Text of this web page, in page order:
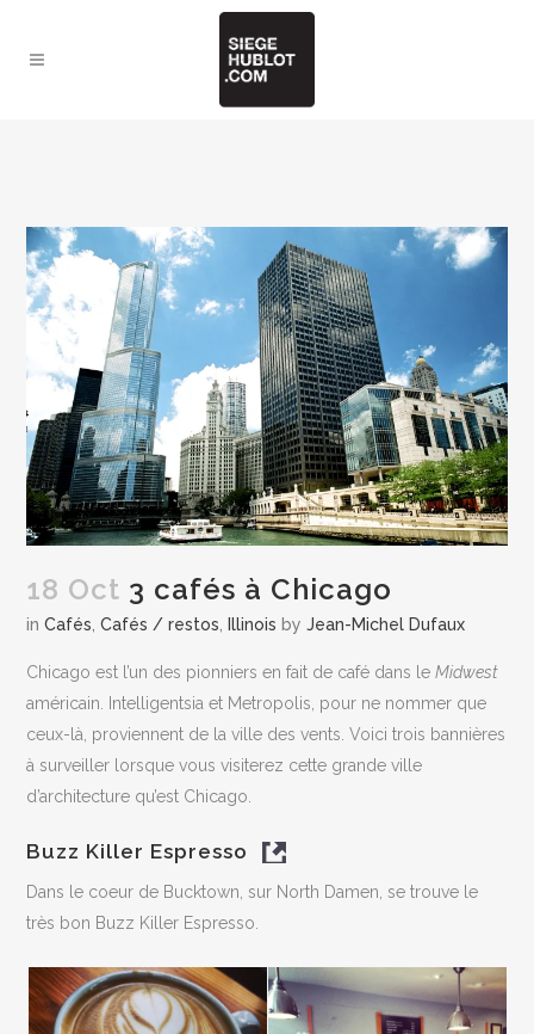
18 Oct 3 cafés à Chicago
inCafés,Cafés / restos, Illinois byJean-Michel Dufaux
Chicago est l’un des pionniers en fait de café dans leMidwest
américain. Intelligentsia et Metropolis, pour ne nommer que
ceux-là, proviennent de la ville des vents. Voici trois bannières
à surveiller lorsque vous visiterez cette grande ville
d’architecture qu’est Chicago.
Buzz Killer Espresso
Dans le coeur de Bucktown, sur North Damen, se trouve le
très bon Buzz Killer Espresso.